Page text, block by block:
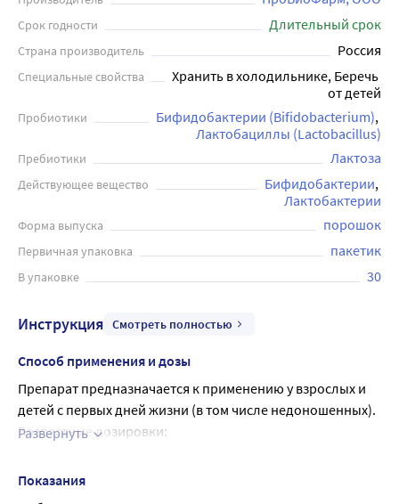
бифидобактерий (Bifidobacterium bifidum),
заболеваниях, сопровождающихся нарушением
нормальной микрофлоры кишечника: острые кишечные
инфекции, острые респираторные заболевания как
вирусного, так и микробного происхождения,
хронические заболевания желудочно-кишечного тракта
(ЖКТ), для восстановления нормофлоры кишечника в
период после перенесенных заболеваний, при
предназначается к применению у взрослых и детей с
первых дней жизни (в том числе недоношенных) в
соответствии с таблицей назначения. Перед
врачом.
Срок годности Длительный срок
Страна производитель Россия
Специальные свойства
Хранить в холодильнике, Беречь
от детей
Пробиотики
Бифидобактерии (Bifidobacterium)
Лактобациллы (Lactobacillus)
Пребиотики Лактоза
Действующее вещество
Бифидобактерии
Лактобактерии
Форма выпуска порошок
Первичная упаковка пакетик
В упаковке 30
Инструкция Смотреть полностью
Способ применения и дозы
Препарат предназначается к применению у взрослых и
детей с первых дней жизни (в том числе недоношенных).
Возрастные дозировки:
детям в возрасте до 6 месяцев по 1 пакету 2 раза в
Развернуть
Показания